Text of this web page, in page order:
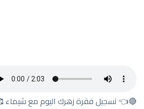
🔴👈 تسجيل فقرة زهرك اليوم مع شيماء